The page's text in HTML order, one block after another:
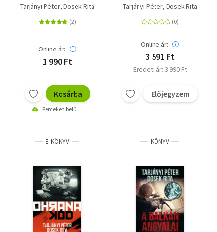
Tarjányi Péter Dosek Rita
Online ár:
1 990 Ft
Kosárba
Perceken belül
Tarjányi Péter Dosek Rita
Online ár:
3 591 Ft
Eredeti ár: 3 990 Ft
Előjegyzem
E-KÖNYV KÖNYV